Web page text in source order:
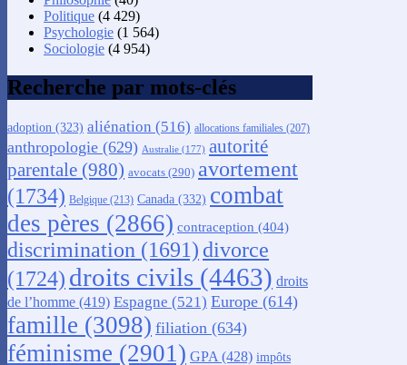
Politique (4 429)
Psychologie (1 564)
Sociologie (4 954)
Recherche par mots-clés
adoption (323) aliénation (516) allocations familiales (207)
anthropologie (629) Australie (177) autorité
parentale (980) avocats (290) avortement
(1734) Belgique (213) Canada (332) combat
des pères (2866) contraception (404)
discrimination (1691) divorce
(1724) droits civils (4463) droits
de l’homme (419) Espagne (521) Europe (614)
famille (3098) filiation (634)
féminisme (2901) GPA (428) impôts